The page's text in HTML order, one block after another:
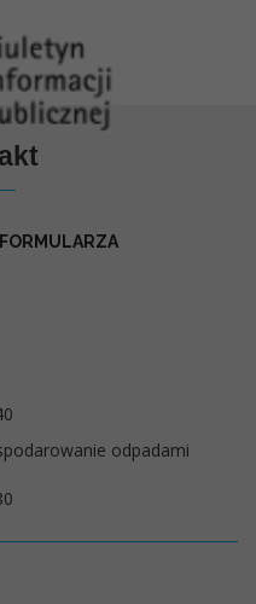
odpadami